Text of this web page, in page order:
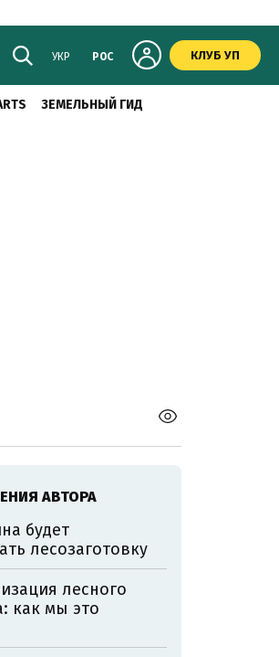
УКР РОС КЛУБ УП
ЗЕМЕЛЬНЫЙ ГИД
АВТОРА
будет
лесозаготовку
лесного
как мы это